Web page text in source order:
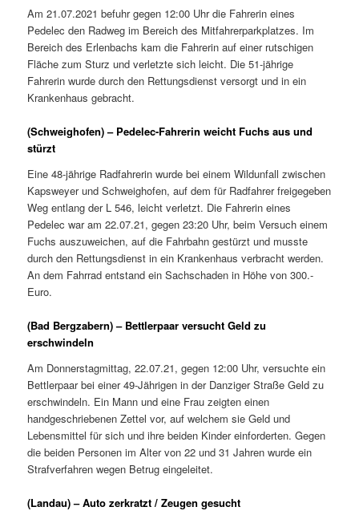
Am 21.07.2021 befuhr gegen 12:00 Uhr die Fahrerin eines
Pedelec den Radweg im Bereich des Mitfahrerparkplatzes. Im
Bereich des Erlenbachs kam die Fahrerin auf einer rutschigen
Fläche zum Sturz und verletzte sich leicht. Die 51-jährige
Fahrerin wurde durch den Rettungsdienst versorgt und in ein
Krankenhaus gebracht.
(Schweighofen) – Pedelec-Fahrerin weicht Fuchs aus und
stürzt
Eine 48-jährige Radfahrerin wurde bei einem Wildunfall zwischen
Kapsweyer und Schweighofen, auf dem für Radfahrer freigegeben
Weg entlang der L 546, leicht verletzt. Die Fahrerin eines
Pedelec war am 22.07.21, gegen 23:20 Uhr, beim Versuch einem
Fuchs auszuweichen, auf die Fahrbahn gestürzt und musste
durch den Rettungsdienst in ein Krankenhaus verbracht werden.
An dem Fahrrad entstand ein Sachschaden in Höhe von 300.-
Euro.
(Bad Bergzabern) – Bettlerpaar versucht Geld zu
erschwindeln
Am Donnerstagmittag, 22.07.21, gegen 12:00 Uhr, versuchte ein
Bettlerpaar bei einer 49-Jährigen in der Danziger Straße Geld zu
erschwindeln. Ein Mann und eine Frau zeigten einen
handgeschriebenen Zettel vor, auf welchem sie Geld und
Lebensmittel für sich und ihre beiden Kinder einforderten. Gegen
die beiden Personen im Alter von 22 und 31 Jahren wurde ein
Strafverfahren wegen Betrug eingeleitet.
(Landau) – Auto zerkratzt / Zeugen gesucht